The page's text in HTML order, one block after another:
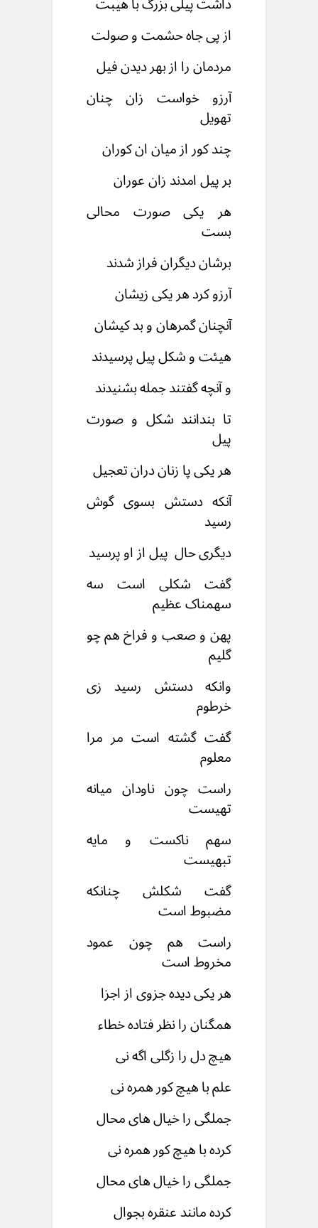
از پی جاه حشمت و صولت
مردمان را از بهر دیدن فیل
آرزو خواست زان چنان
تهویل
چند کور از میان ان کوران
بر پیل امدند زان عوران
هر یکی صورت محالی
بست
برشان دیگران فراز شدند
آرزو کرد هر یکی زیشان
آنچنان گمرهان و بد کیشان
هیئت و شکل پیل پرسیدند
و آنچه گفتند جمله بشنیدند
تا بندانند شکل و صورت
پیل
هر یکی پا زنان دران تعجیل
آنکه دستش بسوی گوش
رسید
دیگری حال پیل از او پرسید
گفت شکلی است سه
سهمناک عظیم
پهن و صعب و فراخ هم چو
گلیم
وانکه دستش رسید زی
خرطوم
گفت گشته است مر مرا
معلوم
راست چون ناودان میانه
تهیست
سهم ناکست و مایه
تبهیست
گفت شکلش چنانکه
مضبوط است
راست هم چون عمود
مخروط است
هر یکی دیده جزوی از اجزا
همگنان را نظر فتاده خطاء
هیچ دل را زگلی اگه نی
علم با هیچ کور همره نی
جملگی را خیال های محال
کرده با هیچ کور همره نی
جملگی را خیال های محال
کرده مانند عنقره بجوال